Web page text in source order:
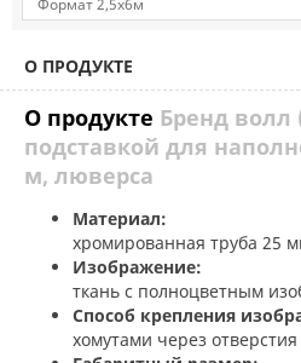
О ПРОДУКТЕ
О продукте Бренд волл
подставкой для
м, люверса
Материал:
хромированная труба 25
Изображение:
ткань с полноцветным
Способ крепления
хомутами через